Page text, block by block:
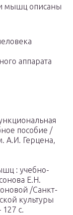
мышц описаны
аппарата
пособие /
А.И. Герцена,
: учебно-
Е.Н.
/Санкт-
культуры
с.